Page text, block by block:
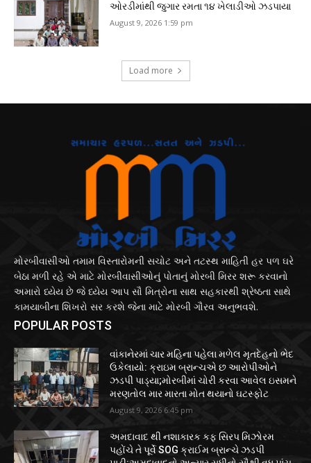
ઓરડીમાંથી જુગાર રમતા ૧૪ ખેલાડીઓ ઝડપાયા
August 9, 2026 1:59 pm
Load more
મોરબીવાસીઓ તમામ વિસ્તારોમની સચોટ અને તટસ્થ માહિતી હર પળ ઘરે
બેઠા મળી રહે એ માટે મોરબીવાસીઓનું પોતાનું મોરબી મિરર શરૂ કરવાનો
અમારો ધ્યેય છે જે ધ્યેય આપ સૌ મિત્રોના સાથ સહકારથી શ્રેષ્ઠતા સાથે
કામયાબીના શિખરો સર કરશે જેના માટે મોરબી ગૌરવ અનુભવશે.
POPULAR POSTS
વાંકાનેરમાં ચાર મહિના પહેલા મળેલ મૃતદેહનો ભેદ
ઉકેલાયો: ક્રાઇમ બ્રાન્ચએ છ આરોપીઓને
ઝડપી પાડ્યા;મોરબીમાં ચોરી કરવા આવેલ ઇસમને
મરણતોલ માર મારતા મોત થયાનો ઘટસ્ફોટ
August 9, 2026 6:45 pm
અમદાવાદ થી નશાકારક કફ સિરપ મિઝોરમ
પહોંચે તે પૂર્વે SOG ક્રાઈમ બ્રાન્ચે ઝડપી